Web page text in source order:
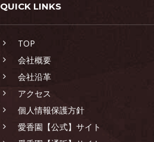
QUICK LINKS
TOP
会社概要
会社沿革
アクセス
個人情報保護方針
愛香園【公式】サイト